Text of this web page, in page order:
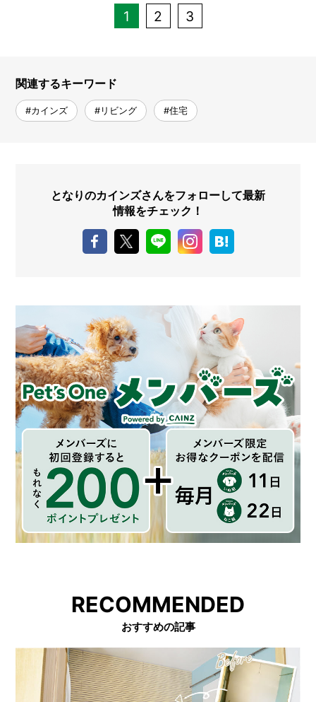
1 2 3
関連するキーワード
#カインズ #リビング #住宅
となりのカインズさんをフォローして最新
情報をチェック！
RECOMMENDED
おすすめの記事